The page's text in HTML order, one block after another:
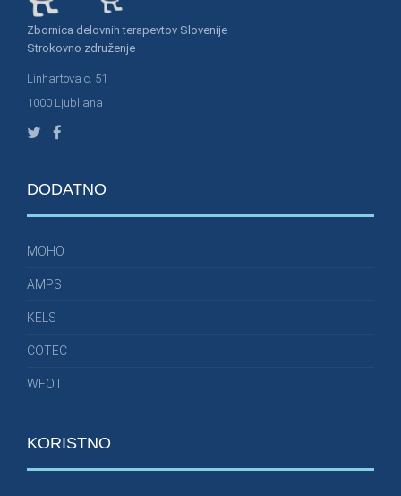
Zbornica delovnih terapevtov Slovenije
Strokovno združenje
Linhartova c. 51
1000 Ljubljana
DODATNO
MOHO
AMPS
KELS
COTEC
WFOT
KORISTNO